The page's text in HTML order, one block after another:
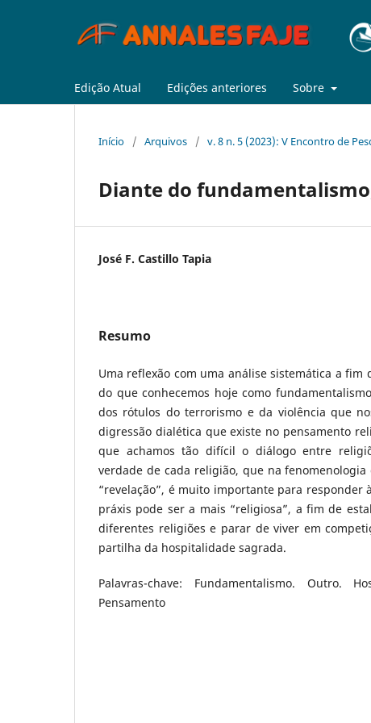
Edição Atual Edições anteriores Sobre
Início / Arquivos / v. 8 n. 5 (2023): V Encontro de
Diante do
José F. Castillo Tapia
Resumo
Uma reflexão com uma análise sistemática a fim
do que conhecemos hoje como
dos rótulos do terrorismo e da violência que
digressão dialética que existe no pensamento
que achamos tão difícil o diálogo entre
verdade de cada religião, que na
“revelação”, é muito importante para responder
práxis pode ser a mais “religiosa”, a fim de
diferentes religiões e parar de viver em
partilha da hospitalidade sagrada.
Palavras-chave: Fundamentalismo. Outro.
Pensamento